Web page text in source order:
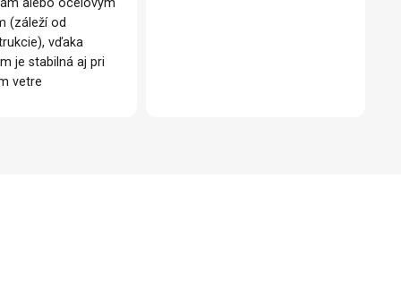
alebo ocelovým
(záleží od
vďaka
je stabilná aj pri
vetre